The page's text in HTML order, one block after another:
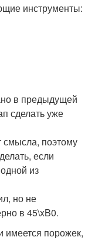
инструменты:
в предыдущей
сделать уже
смысла, поэтому
если
из
но не
в 45\xB0.
имеется порожек,